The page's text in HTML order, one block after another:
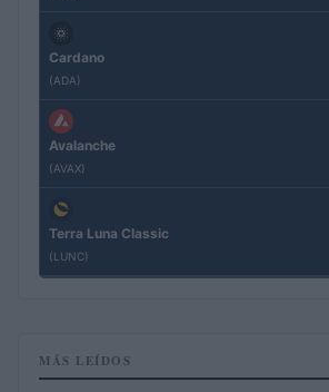
Cardano
(ADA)
Avalanche
(AVAX)
Terra Luna Classic
(LUNC)
MÁS LEÍDOS